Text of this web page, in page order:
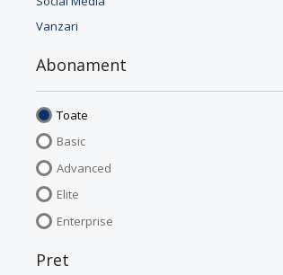
Vanzari
Abonament
Toate
Basic
Advanced
Elite
Enterprise
Pret